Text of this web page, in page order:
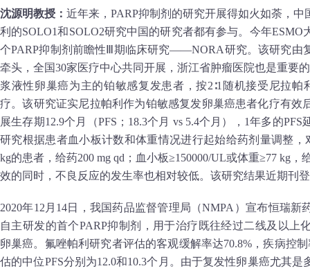
沈源明教授： 近年来，PARP抑制剂的研究开展得如火如荼，
利的SOLO1和SOLO2研究中国的研究者都有参与。今年
个PARP抑制剂前瞻性Ⅲ期临床研究——NORA研究。该研究由
牵头，全国30家医疗中心共同开展，浙江省肿瘤医院也是重要
浆液性卵巢癌为主的铂敏感复发患者，按2∶1随机接受尼拉帕
疗。该研究证实尼拉帕利作为铂敏感复发卵巢癌患者化疗有效
展生存期12.9个月（PFS；18.3个月 vs 5.4个月），1年多的
研究根据患者血小板计数和体重情况进行起始给药剂量调整，
kg的患者，给药200 mg qd；血小板≥150000/UL或体重≥77 kg，
效的同时，不良反应的发生率也相对较低。该研究结果近期刊
2020年12月14日，我国药品监督管理局（NMPA）宣布恒瑞新
自主研发的首个PARP抑制剂，用于治疗既往经过二线及以上
卵巢癌。氟唑帕利研究者评估的客观缓解率达70.8%，疾病控
估的中位PFS分别为12.0和10.3个月。由于复发性卵巢癌尤其